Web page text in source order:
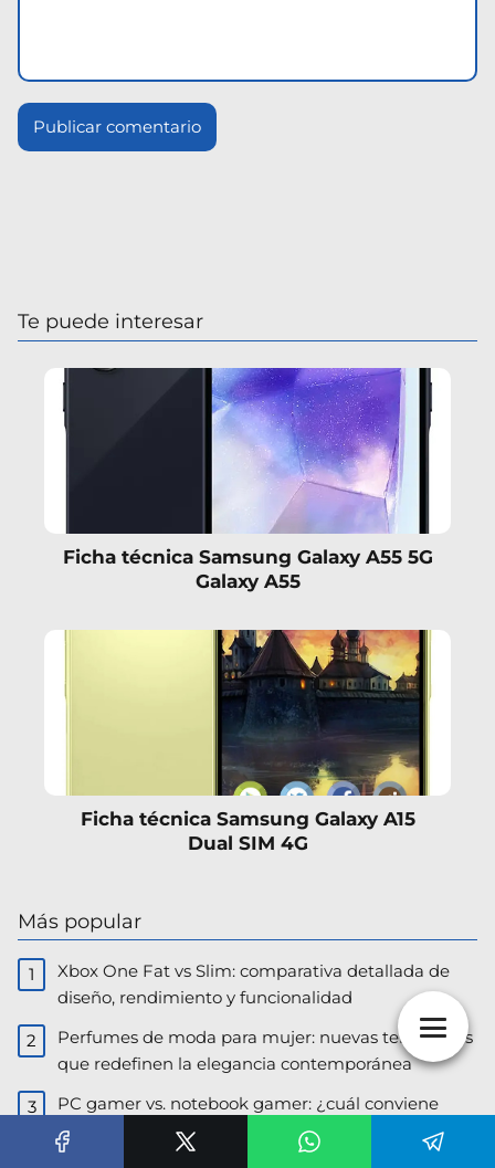
Te puede interesar
Ficha técnica Samsung Galaxy A55 5G
Galaxy A55
Ficha técnica Samsung Galaxy A15
Dual SIM 4G
Más popular
Xbox One Fat vs Slim: comparativa detallada de
diseño, rendimiento y funcionalidad
Perfumes de moda para mujer: nuevas tendencias
que redefinen la elegancia contemporánea
PC gamer vs. notebook gamer: ¿cuál conviene
más en Argentina?